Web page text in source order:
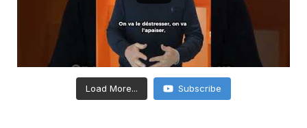
Load More... Subscribe